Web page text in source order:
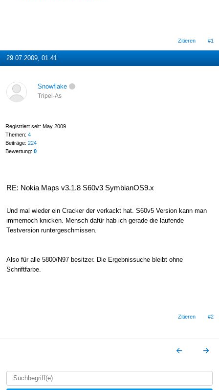
Zitieren #1
29.07.2009, 01:41
Snowflake
Tripel-As
Registriert seit: May 2009
Themen: 4
Beiträge: 224
Bewertung: 0
RE: Nokia Maps v3.1.8 S60v3 SymbianOS9.x
Und mal wieder ein Cracker der verkackt hat. S60v5 Version kann man
immernoch knicken. Mensch dafür hab ich gerade die laufende
Testversion runtergeschmissen.
Also für alle 5800/N97 besitzer. Die Ergebnissuche bleibt ohne
Schriftfarbe.
Zitieren #2